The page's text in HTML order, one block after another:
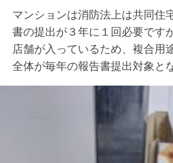
マンションは消防法上は共同住
書の提出が３年に１回必要です
店舗が入っているため、複合用
全体が毎年の報告書提出対象と